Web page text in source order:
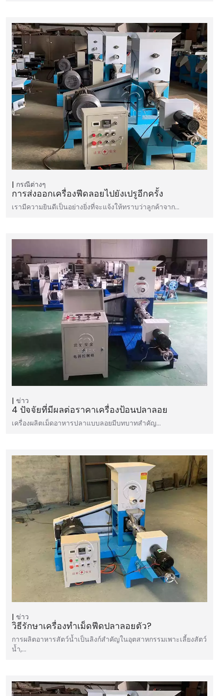
กรณีต่างๆ
การส่งออกเครื่องฟีดลอยไปยังเปรูอีกครั้ง
เรามีความยินดีเป็นอย่างยิ่งที่จะแจ้งให้ทราบว่าลูกค้าจาก…
ข่าว
4 ปัจจัยที่มีผลต่อราคาเครื่องป้อนปลาลอย
เครื่องผลิตเม็ดอาหารปลาแบบลอยมีบทบาทสำคัญ…
ข่าว
วิธีรักษาเครื่องทำเม็ดฟีดปลาลอยตัว?
การผลิตอาหารสัตว์น้ำเป็นลิงก์สำคัญในอุตสาหกรรมเพาะเลี้ยงสัตว์
น้ำ,…